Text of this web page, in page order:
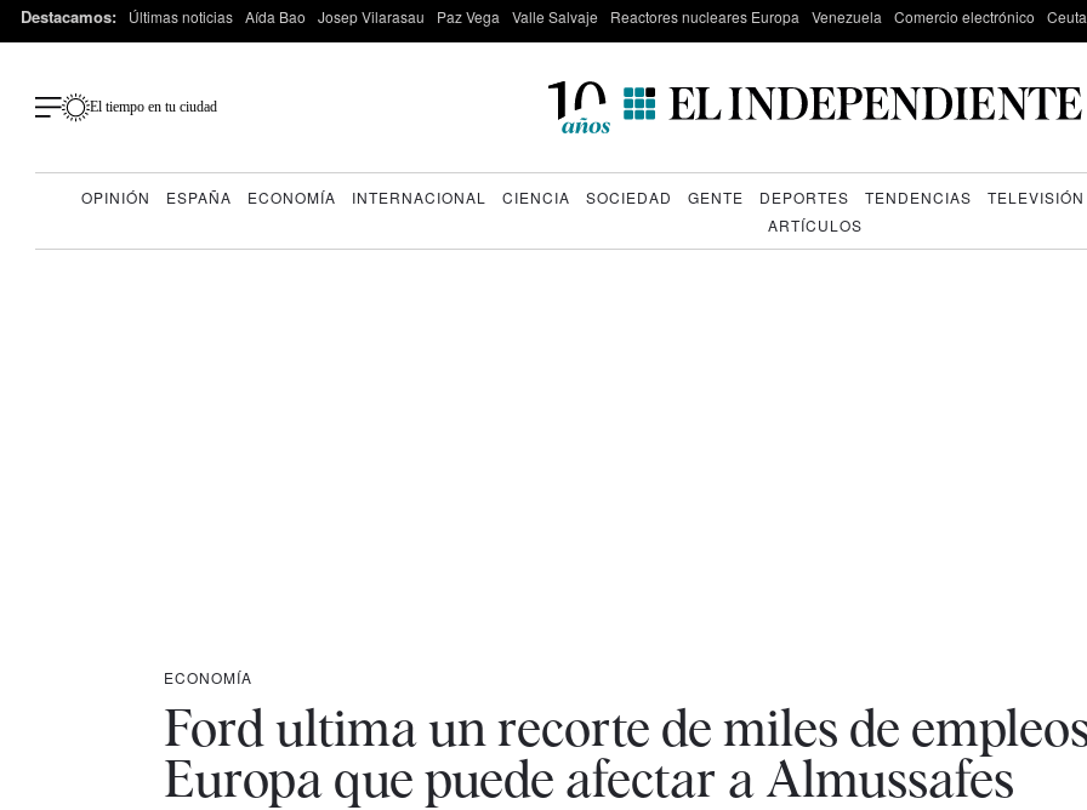
Destacamos: Últimas noticias Aída Bao Josep Vilarasau Paz Vega Valle Salvaje Reactores nucleares Europa Venezuela Comercio electrónico Ceuta
El tiempo en tu ciudad
OPINIÓN ESPAÑA ECONOMÍA INTERNACIONAL CIENCIA SOCIEDAD GENTE DEPORTES TENDENCIAS TELEVISIÓN
ARTÍCULOS
ECONOMÍA
Ford ultima un recorte de miles de
Europa que puede afectar a Almussafes